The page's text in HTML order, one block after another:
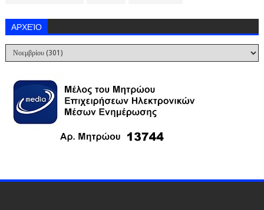
ΑΡΧΕΊΟ